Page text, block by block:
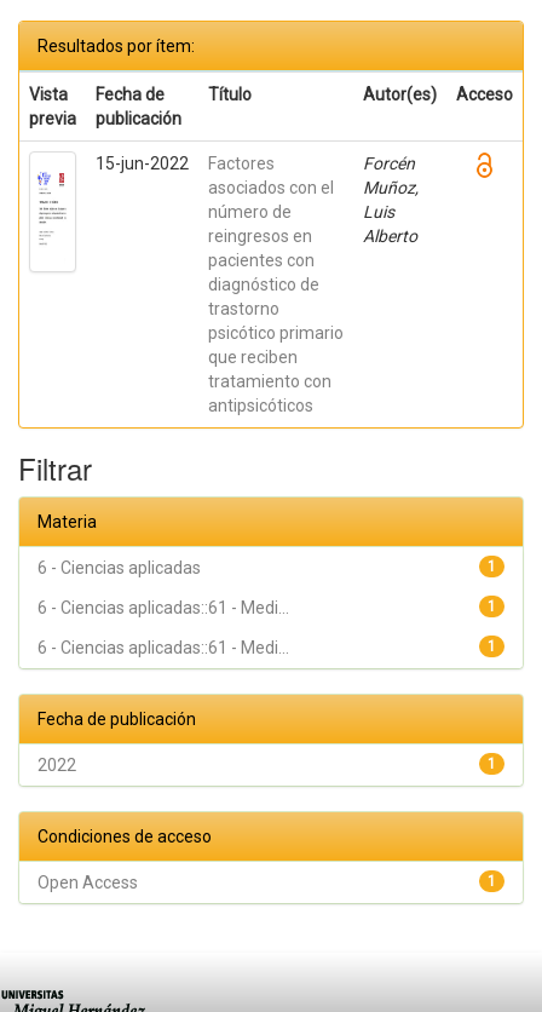
Resultados por ítem:
Vista
previa
Fecha de
publicación
Título Autor(es) Acceso
15-jun-2022
Factores
asociados con el
número de
reingresos en
pacientes con
diagnóstico de
trastorno
psicótico primario
que reciben
tratamiento con
antipsicóticos
Forcén
Muñoz,
Luis
Alberto
Filtrar
Materia
1
6 - Ciencias aplicadas
1
6 - Ciencias aplicadas::61 - Medi...
1
6 - Ciencias aplicadas::61 - Medi...
Fecha de publicación
1
2022
Condiciones de acceso
1
Open Access